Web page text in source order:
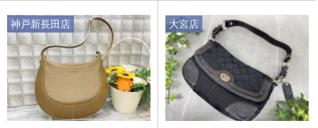
神戸新長田店 大宮店